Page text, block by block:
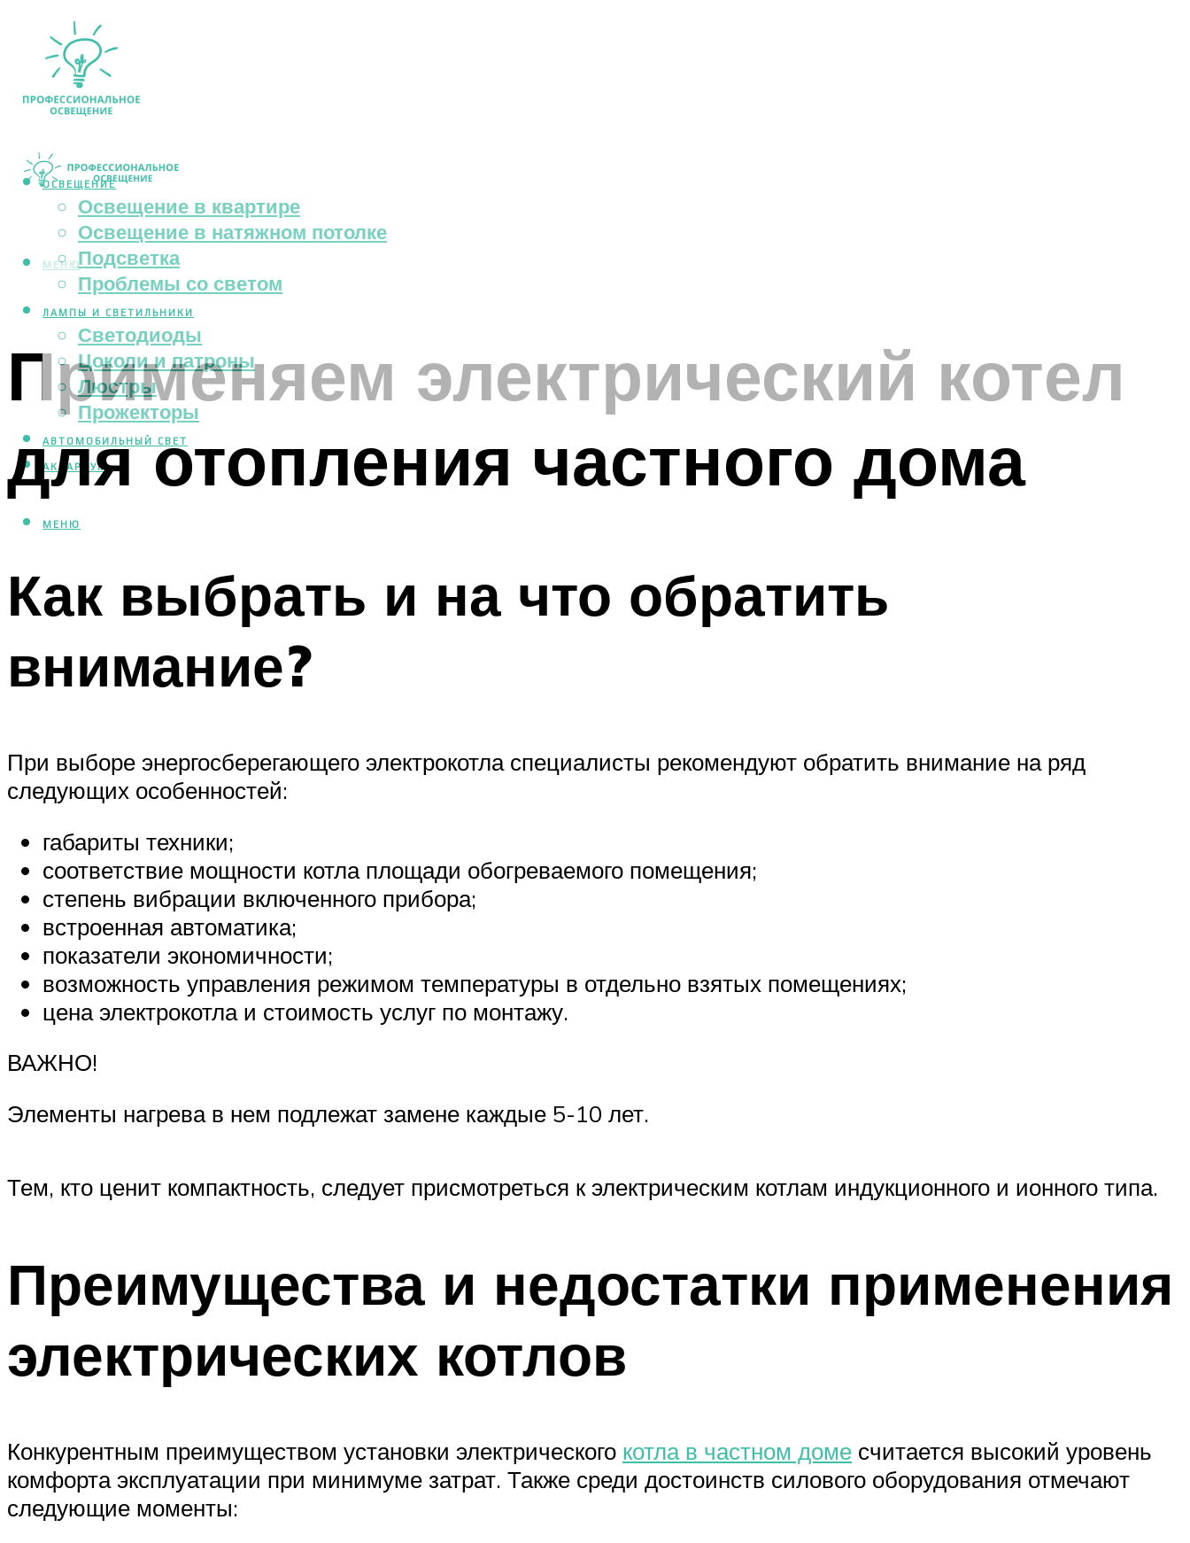
ОСВЕЩЕНИЕ
Освещение в квартире
Освещение в натяжном потолке
Подсветка
Проблемы со светом
ЛАМПЫ И СВЕТИЛЬНИКИ
Светодиоды
Цоколи и патроны
Люстры
Прожекторы
АВТОМОБИЛЬНЫЙ СВЕТ
АКВАРИУМ
МЕНЮ
МЕНЮ
Применяем электрический котел
для отопления частного дома
Как выбрать и на что обратить
внимание?
При выборе энергосберегающего электрокотла специалисты рекомендуют обратить внимание на ряд
следующих особенностей:
габариты техники;
соответствие мощности котла площади обогреваемого помещения;
степень вибрации включенного прибора;
встроенная автоматика;
показатели экономичности;
возможность управления режимом температуры в отдельно взятых помещениях;
цена электрокотла и стоимость услуг по монтажу.
ВАЖНО!
Элементы нагрева в нем подлежат замене каждые 5-10 лет.
Тем, кто ценит компактность, следует присмотреться к электрическим котлам индукционного и ионного типа.
Преимущества и недостатки применения
электрических котлов
Конкурентным преимуществом установки электрического котла в частном доме считается высокий уровень
комфорта эксплуатации при минимуме затрат. Также среди достоинств силового оборудования отмечают
следующие моменты: